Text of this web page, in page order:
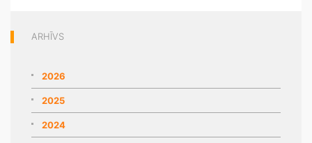
ARHĪVS
2026
2025
2024